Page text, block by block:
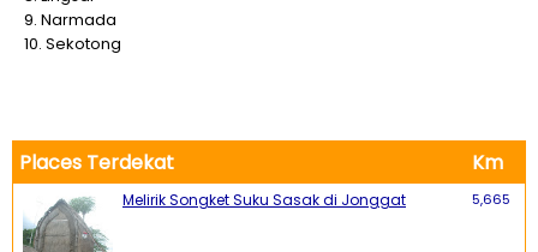
9. Narmada
10. Sekotong
Places Terdekat Km
Melirik Songket Suku Sasak di Jonggat 5,665